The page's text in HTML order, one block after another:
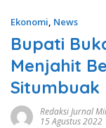
Ekonomi, News
Bupati
Menjahit
Situmbuak
Redaksi Jurnal
15 Agustus 2022